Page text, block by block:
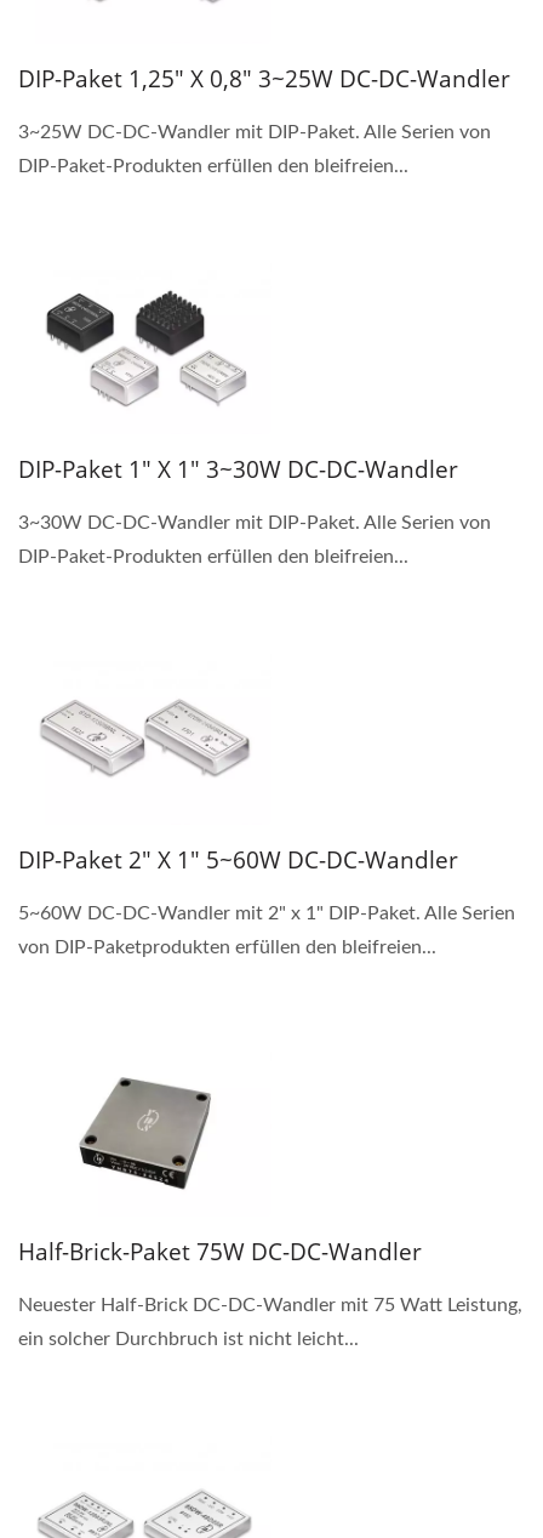
DIP-Paket 1,25" X 0,8" 3~25W DC-DC-Wandler
3~25W DC-DC-Wandler mit DIP-Paket. Alle Serien von
DIP-Paket-Produkten erfüllen den bleifreien...
DIP-Paket 1" X 1" 3~30W DC-DC-Wandler
3~30W DC-DC-Wandler mit DIP-Paket. Alle Serien von
DIP-Paket-Produkten erfüllen den bleifreien...
DIP-Paket 2" X 1" 5~60W DC-DC-Wandler
5~60W DC-DC-Wandler mit 2" x 1" DIP-Paket. Alle Serien
von DIP-Paketprodukten erfüllen den bleifreien...
Half-Brick-Paket 75W DC-DC-Wandler
Neuester Half-Brick DC-DC-Wandler mit 75 Watt Leistung,
ein solcher Durchbruch ist nicht leicht...